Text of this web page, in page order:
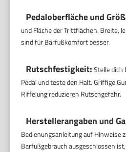
Pedaloberfläche und
und Fläche der Trittflächen. Breite,
sind für Barfußkomfort besser.
Rutschfestigkeit:Stelle dich
Pedal und teste den Halt. Griffige
Riffelung reduzieren Rutschgefahr.
Herstellerangaben und
Bedienungsanleitung auf Hinweise
Barfußgebrauch ausgeschlossen